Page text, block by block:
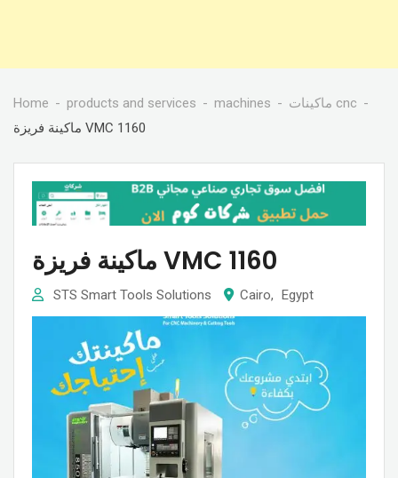
Home products and services machines
ماكينات cnc
ماكينة فريزة VMC 1160
ماكينة فريزة VMC 1160
STS Smart Tools Solutions Cairo, Egypt